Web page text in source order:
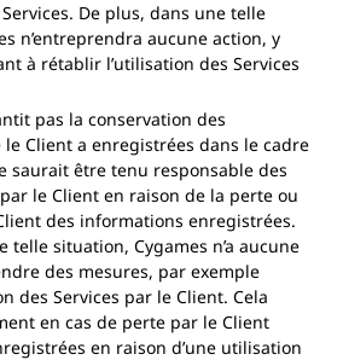
De plus, dans une telle
n’entreprendra aucune action, y
à rétablir l’utilisation des Services
pas la conservation des
Client a enregistrées dans le cadre
saurait être tenu responsable des
le Client en raison de la perte ou
des informations enregistrées.
telle situation, Cygames n’a aucune
des mesures, par exemple
des Services par le Client. Cela
en cas de perte par le Client
en raison d’une utilisation